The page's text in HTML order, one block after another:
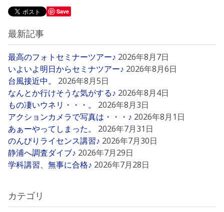
Save
最新記事
最高のフォトセミナーツアー♪ 2026年8月7日
いよいよ明日からセミナツアー♪ 2026年8月6日
台風接近中。
2026年8月5日
なんとか行けそうな気がする♪ 2026年8月4日
もの凄いウネリ・・・。
2026年8月3日
アクションカメラで写真は・・・♪ 2026年8月1日
あぁーやってしまった。
2026年7月31日
のんびりライセンス講習♪ 2026年7月30日
静浦へ調査ダイブ♪ 2026年7月29日
学科講習、無事に合格♪ 2026年7月28日
カテゴリ